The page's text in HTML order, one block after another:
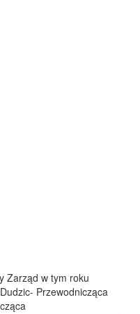
Zarząd w tym roku
Przewodnicząca